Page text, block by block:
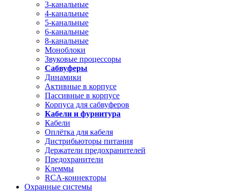
3-канальные
4-канальные
5-канальные
6-канальные
8-канальные
Моноблоки
Звуковые процессоры
Сабвуферы
Динамики
Активные в корпусе
Пассивные в корпусе
Корпуса для сабвуферов
Кабели и фурнитура
Кабели
Оплётка для кабеля
Дистрибьюторы питания
Держатели предохранителей
Предохранители
Клеммы
RCA-коннекторы
Охранные системы